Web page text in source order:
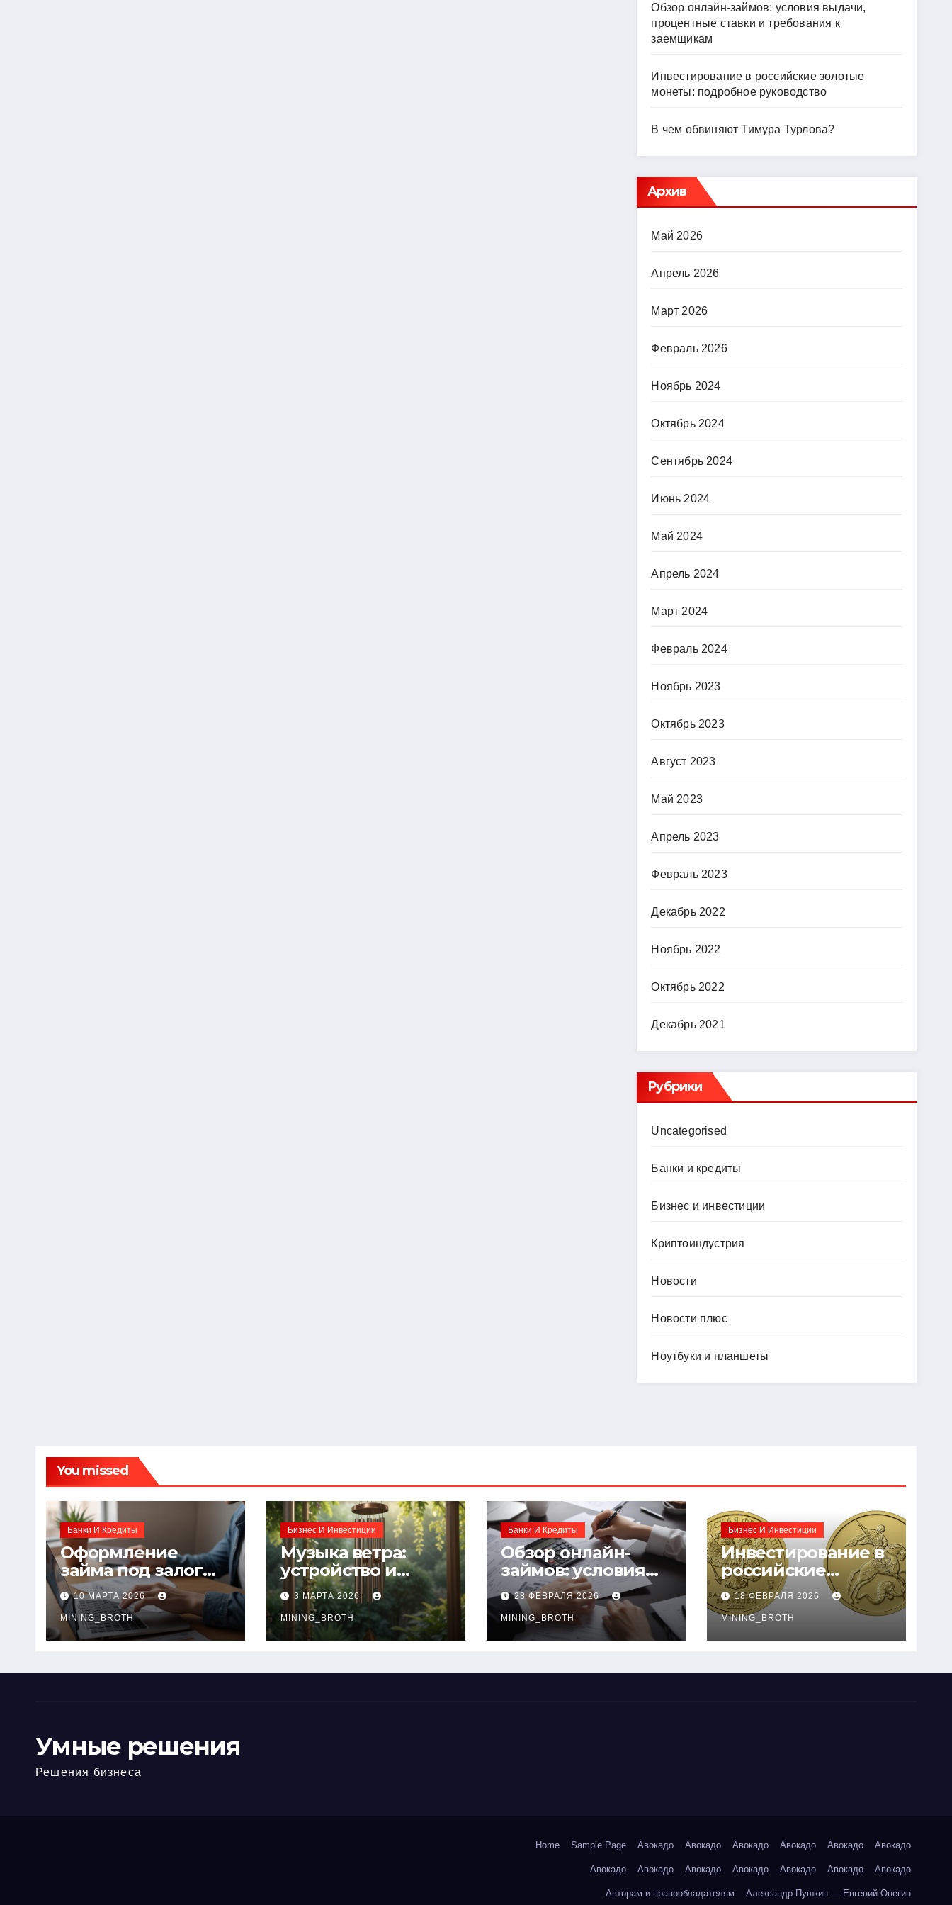
Обзор онлайн-займов: условия выдачи,
процентные ставки и требования к
заемщикам
Инвестирование в российские золотые
монеты: подробное руководство
В чем обвиняют Тимура Турлова?
Архив
Май 2026
Апрель 2026
Март 2026
Февраль 2026
Ноябрь 2024
Октябрь 2024
Сентябрь 2024
Июнь 2024
Май 2024
Апрель 2024
Март 2024
Февраль 2024
Ноябрь 2023
Октябрь 2023
Август 2023
Май 2023
Апрель 2023
Февраль 2023
Декабрь 2022
Ноябрь 2022
Октябрь 2022
Декабрь 2021
Рубрики
Uncategorised
Банки и кредиты
Бизнес и инвестиции
Криптоиндустрия
Новости
Новости плюс
Ноутбуки и планшеты
You missed
Банки И Кредиты
Оформление
займа под залог
ПТС онлайн на
карту без визита в
офис: порядок,
требования и
10 МАРТА 2026
MINING_BROTH
Бизнес И Инвестиции
Музыка ветра:
устройство и
принципы
звучания
колокольчиков
3 МАРТА 2026
MINING_BROTH
Банки И Кредиты
Обзор онлайн-
займов: условия
выдачи,
процентные
ставки и
требования к
28 ФЕВРАЛЯ 2026
MINING_BROTH
Бизнес И Инвестиции
Инвестирование в
российские
золотые монеты:
подробное
руководство
18 ФЕВРАЛЯ 2026
MINING_BROTH
Умные решения
Решения бизнеса
Home Sample Page Авокадо Авокадо Авокадо Авокадо Авокадо Авокадо
Авокадо Авокадо Авокадо Авокадо Авокадо Авокадо Авокадо
Авторам и правообладателям Александр Пушкин — Евгений Онегин